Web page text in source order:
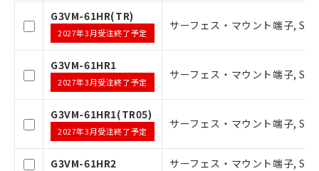
G3VM-61HR(TR)
2027年3月受注終了予定
サーフェス・マウント端子,
G3VM-61HR1
2027年3月受注終了予定
サーフェス・マウント端子,
G3VM-61HR1(TR05)
2027年3月受注終了予定
サーフェス・マウント端子,
G3VM-61HR2 サーフェス・マウント端子,
用者の範囲」に記載されている法人を
指します。